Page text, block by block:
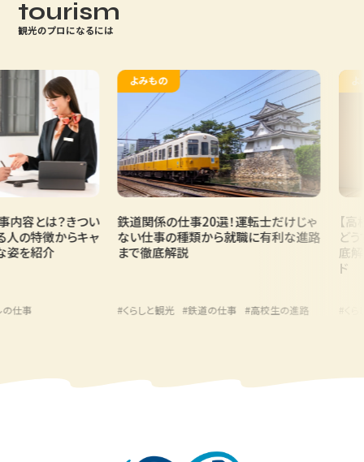
tourism
観光のプロになるには
容とは？きつい
の特徴からキャ
を紹介
事
よみもの
鉄道関係の仕事20選！運転士だけじゃ
ない仕事の種類から就職に有利な進路
まで徹底解説
#くらしと観光 #鉄道の仕事 #高校生の進路
よみ
【高
どう
底解